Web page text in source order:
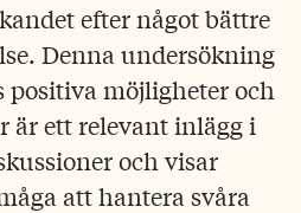
efter något bättre
Denna undersökning
positiva möjligheter och
är ett relevant inlägg i
och visar
att hantera svåra